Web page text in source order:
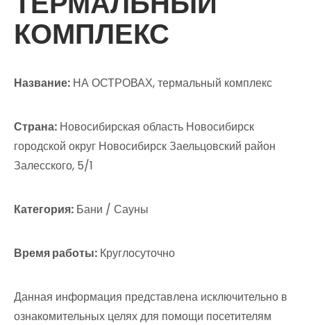
КОМПЛЕКС
Название: НА ОСТРОВАХ, термальный комплекс
Страна: Новосибирская область Новосибирск
городской округ Новосибирск Заельцовский район
Залесского, 5/1
Категория: Бани / Сауны
Время работы: Круглосуточно
Данная информация представлена исключительно в
ознакомительных целях для помощи посетителям